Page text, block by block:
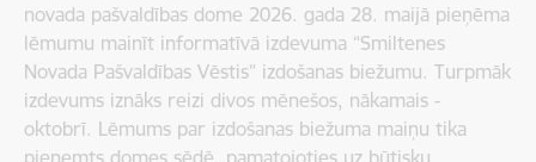
novada pašvaldības dome 2026. gada 28. maijā pieņēma
lēmumu mainīt informatīvā izdevuma “Smiltenes
Novada Pašvaldības Vēstis” izdošanas biežumu. Turpmāk
izdevums iznāks reizi divos mēnešos, nākamais -
oktobrī. Lēmums par izdošanas biežuma maiņu tika